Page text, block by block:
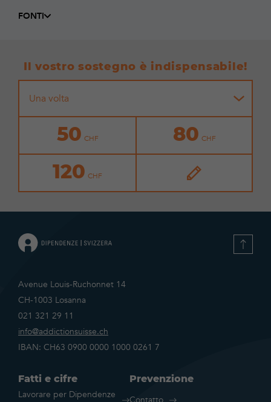
FONTI
Il vostro sostegno è indispensabile!
Una volta
50
80
120
Avenue Louis-Ruchonnet 14
CH-1003 Losanna
021 321 29 11
info@addictionsuisse.ch
IBAN: CH63 0900 0000 1000 0261 7
Fatti e cifre
Lavorare per Dipendenze
Prevenzione